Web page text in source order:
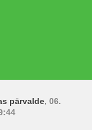
pārvalde, 06.